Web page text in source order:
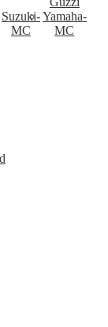
Suzuki-
MC
Yamaha-
MC